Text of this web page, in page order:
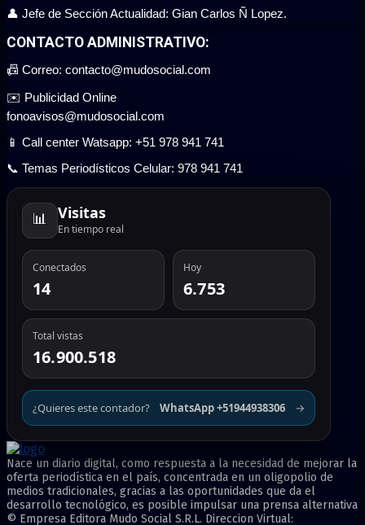
👤 Jefe de Sección Actualidad: Gian Carlos Ñ Lopez.
CONTACTO ADMINISTRATIVO:
📠 Correo: contacto@mudosocial.com
✉️ Publicidad Online
fonoavisos@mudosocial.com
📱 Call center Watsapp: +51 978 941 741
📞 Temas Periodísticos Celular: 978 941 741
📊 Visitas
En tiempo real
Conectados
14
Hoy
6.753
Total vistas
16.900.518
¿Quieres este contador? WhatsApp +51944938306 →
Nace un diario digital, como respuesta a la necesidad de mejorar la
oferta periodística en el país, concentrada en un oligopolio de
medios tradicionales, gracias a las oportunidades que da el
desarrollo tecnológico, es posible impulsar una prensa alternativa
© Empresa Editora Mudo Social S.R.L. Direccion Virtual: